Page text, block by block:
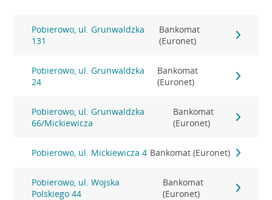
Pobierowo, ul. Grunwaldzka
131
Bankomat
(Euronet)
Pobierowo, ul. Grunwaldzka
24
Bankomat
(Euronet)
Pobierowo, ul. Grunwaldzka
66/Mickiewicza
Bankomat
(Euronet)
Pobierowo, ul. Mickiewicza 4 Bankomat (Euronet)
Pobierowo, ul. Wojska
Polskiego 44
Bankomat
(Euronet)